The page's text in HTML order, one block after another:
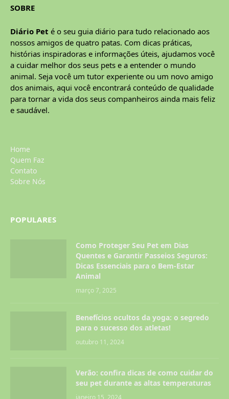
SOBRE
Diário Pet é o seu guia diário para tudo relacionado aos
nossos amigos de quatro patas. Com dicas práticas,
histórias inspiradoras e informações úteis, ajudamos você
a cuidar melhor dos seus pets e a entender o mundo
animal. Seja você um tutor experiente ou um novo amigo
dos animais, aqui você encontrará conteúdo de qualidade
para tornar a vida dos seus companheiros ainda mais feliz
e saudável.
Home
Quem Faz
Contato
Sobre Nós
POPULARES
Como Proteger Seu Pet em Dias
Quentes e Garantir Passeios Seguros:
Dicas Essenciais para o Bem-Estar
Animal
março 7, 2025
Benefícios ocultos da yoga: o segredo
para o sucesso dos atletas!
outubro 11, 2024
Verão: confira dicas de como cuidar do
seu pet durante as altas temperaturas
janeiro 15, 2024